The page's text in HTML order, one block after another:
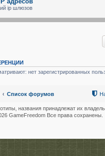
ip шлюзов
нет зарегистрированных
Список форумов
названия принадлежат их
GameFreedom Все права сохранены.